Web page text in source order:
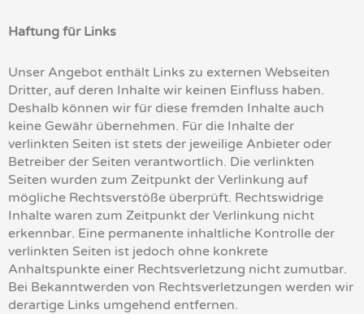
Haftung für Links
Unser Angebot enthält Links zu externen Webseiten
Dritter, auf deren Inhalte wir keinen Einfluss haben.
Deshalb können wir für diese fremden Inhalte auch
keine Gewähr übernehmen. Für die Inhalte der
verlinkten Seiten ist stets der jeweilige Anbieter oder
Betreiber der Seiten verantwortlich. Die verlinkten
Seiten wurden zum Zeitpunkt der Verlinkung auf
mögliche Rechtsverstöße überprüft. Rechtswidrige
Inhalte waren zum Zeitpunkt der Verlinkung nicht
erkennbar. Eine permanente inhaltliche Kontrolle der
verlinkten Seiten ist jedoch ohne konkrete
Anhaltspunkte einer Rechtsverletzung nicht zumutbar.
Bei Bekanntwerden von Rechtsverletzungen werden wir
derartige Links umgehend entfernen.